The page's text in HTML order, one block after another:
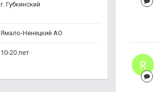
г. Губкинский
Ямало-Ненецкий АО
10-20 лет